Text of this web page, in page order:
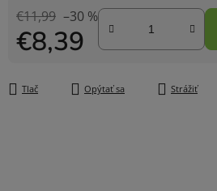
€11,99 –30 %
€8,39
Tlač Opýtať sa Strážiť